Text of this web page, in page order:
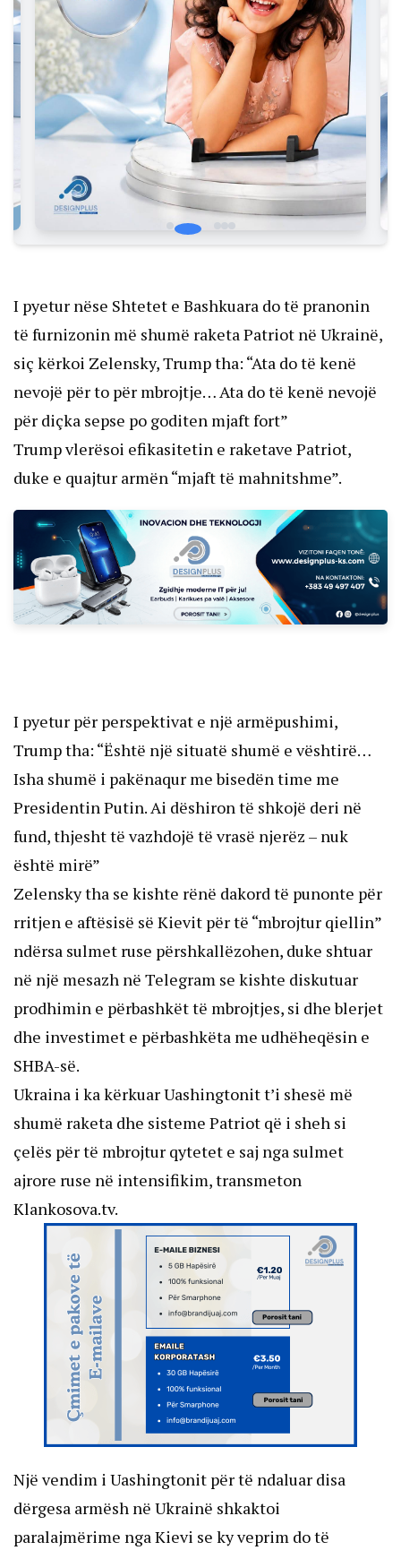
I pyetur nëse Shtetet e Bashkuara do të pranonin
të furnizonin më shumë raketa Patriot në Ukrainë,
siç kërkoi Zelensky, Trump tha: “Ata do të kenë
nevojë për to për mbrojtje… Ata do të kenë nevojë
për diçka sepse po goditen mjaft fort”
Trump vlerësoi efikasitetin e raketave Patriot,
duke e quajtur armën “mjaft të mahnitshme”.
I pyetur për perspektivat e një armëpushimi,
Trump tha: “Është një situatë shumë e vështirë…
Isha shumë i pakënaqur me bisedën time me
Presidentin Putin. Ai dëshiron të shkojë deri në
fund, thjesht të vazhdojë të vrasë njerëz – nuk
është mirë”
Zelensky tha se kishte rënë dakord të punonte për
rritjen e aftësisë së Kievit për të “mbrojtur qiellin”
ndërsa sulmet ruse përshkallëzohen, duke shtuar
në një mesazh në Telegram se kishte diskutuar
prodhimin e përbashkët të mbrojtjes, si dhe blerjet
dhe investimet e përbashkëta me udhëheqësin e
SHBA-së.
Ukraina i ka kërkuar Uashingtonit t’i shesë më
shumë raketa dhe sisteme Patriot që i sheh si
çelës për të mbrojtur qytetet e saj nga sulmet
ajrore ruse në intensifikim, transmeton
Klankosova.tv.
Një vendim i Uashingtonit për të ndaluar disa
dërgesa armësh në Ukrainë shkaktoi
paralajmërime nga Kievi se ky veprim do të